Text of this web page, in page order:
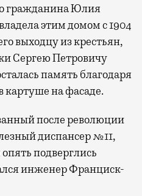
гражданина Юлия
этим домом с 1904
выходцу из крестьян,
Сергею Петровичу
память благодаря
на фасаде.
после революции
диспансер №11,
подверглись
инженер Франциск-